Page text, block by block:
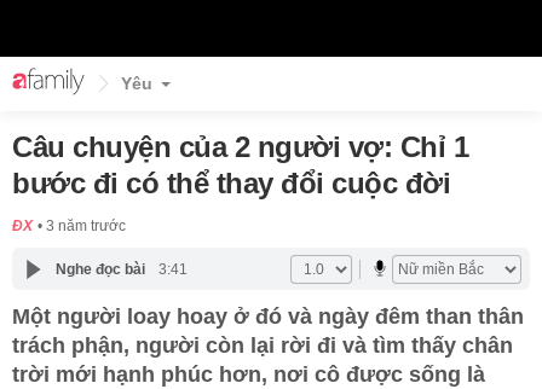
Yêu
Câu chuyện của 2 người vợ: Chỉ 1
bước đi có thể thay đổi cuộc đời
ĐX 3 năm trước
Nghe đọc bài 3:41
Một người loay hoay ở đó và ngày đêm than thân
trách phận, người còn lại rời đi và tìm thấy chân
trời mới hạnh phúc hơn, nơi cô được sống là